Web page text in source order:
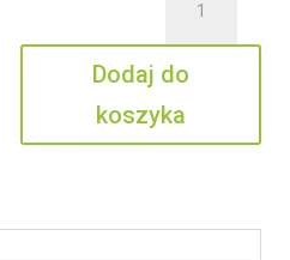
16
LS40
Dodaj do
koszyka